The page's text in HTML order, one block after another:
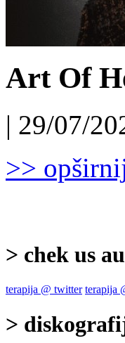
Art Of
| 29/07/
>>
> chek us
terapija @ twitter terapija
>